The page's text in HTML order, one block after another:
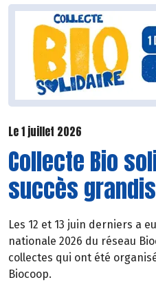
Le 1 juillet 2026
Collecte Bio
succès
Les 12 et 13 juin derniers a
nationale 2026 du réseau
collectes qui ont été
Biocoop.